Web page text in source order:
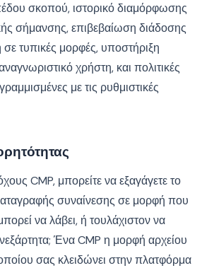
σκοπού, ιστορικό διαμόρφωσης
σήμανσης, επιβεβαίωση διάδοσης
τυπικές μορφές, υποστήριξη
χρήστη, και πολιτικές
με τις ρυθμιστικές
CMP, μπορείτε να εξαγάγετε το
συναίνεσης σε μορφή που
να λάβει, ή τουλάχιστον να
Ένα CMP η μορφή αρχείου
σας κλειδώνει στην πλατφόρμα